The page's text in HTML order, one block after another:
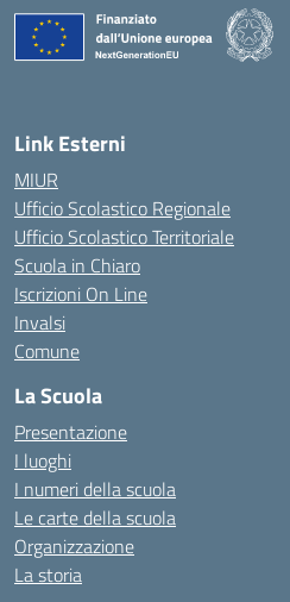
Link Esterni
MIUR
Ufficio Scolastico Regionale
Ufficio Scolastico Territoriale
Scuola in Chiaro
Iscrizioni On Line
Invalsi
Comune
La Scuola
Presentazione
I luoghi
I numeri della scuola
Le carte della scuola
Organizzazione
La storia